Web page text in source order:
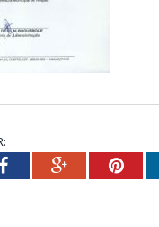
FacebookGoogle+